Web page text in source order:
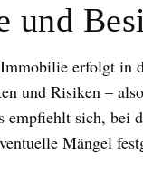
und
erfolgt in
und Risiken –
empfiehlt sich, bei
Mängel